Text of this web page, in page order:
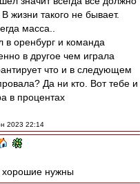
жизни такого не бывает.
масса..
в оренбург и команда
в другое чем играла
что и в следующем
Да ни кто. Вот тебе и
в процентах
2023 22:14
нужны